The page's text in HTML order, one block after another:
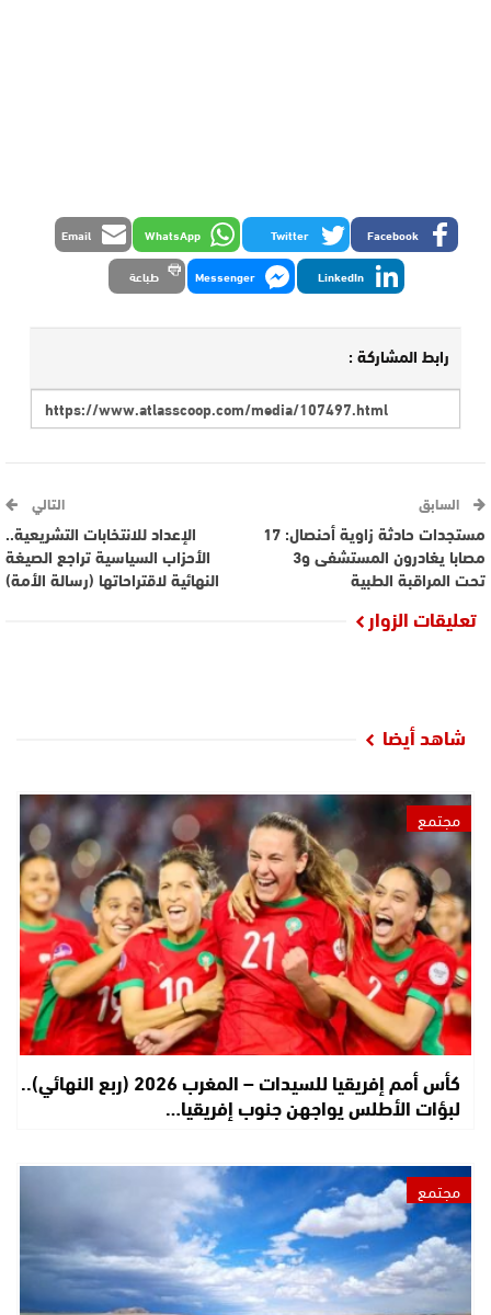
Facebook
Twitter
WhatsApp
Email
LinkedIn
Messenger طباعة
رابط المشاركة :
السابق
مستجدات حادثة زاوية أحنصال: 17
مصابا يغادرون المستشفى و3
تحت المراقبة الطبية
التالي
الإعداد للانتخابات التشريعية..
الأحزاب السياسية تراجع الصيغة
النهائية لاقتراحاتها (رسالة الأمة)
تعليقات الزوار
شاهد أيضا
مجتمع
كأس أمم إفريقيا للسيدات – المغرب 2026 (ربع النهائي)..
لبؤات الأطلس يواجهن جنوب إفريقيا…
مجتمع